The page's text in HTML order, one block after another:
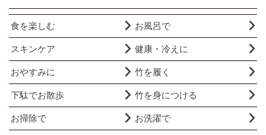
食を楽しむ お風呂で
スキンケア 健康・冷えに
おやすみに 竹を履く
下駄でお散歩 竹を身につける
お掃除で お洗濯で